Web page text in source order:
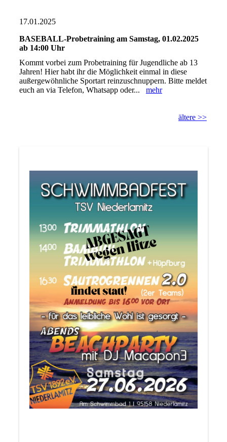
17.01.2025
BASEBALL-Probetraining am Samstag, 01.02.2025
ab 14:00 Uhr
Kommt vorbei zum Probetraining für Jugendliche ab 13
Jahren! Hier habt ihr die Möglichkeit einmal in diese
außergewöhnliche Sportart reinzuschnuppern. Bitte meldet
euch an via Telefon, Whatsapp oder... mehr
ältere >>